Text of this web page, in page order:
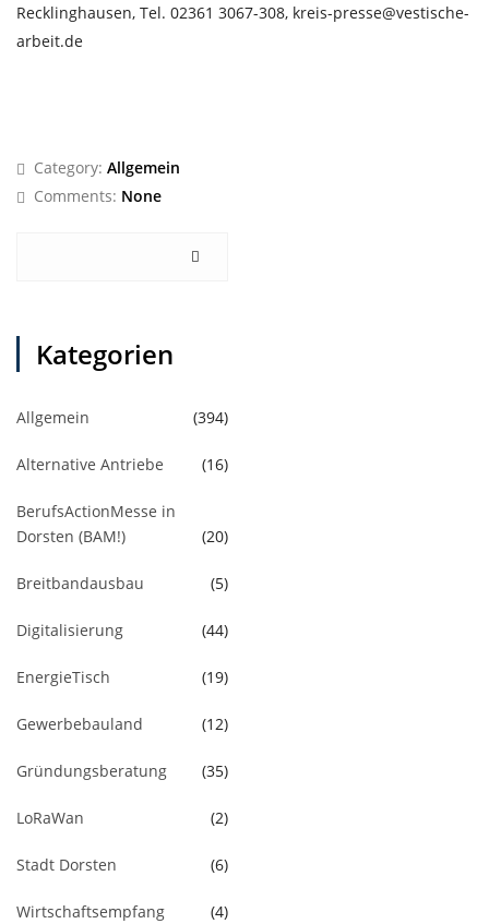
Recklinghausen, Tel. 02361 3067-308, kreis-presse@vestische-
arbeit.de
Category: Allgemein
Comments: None
Kategorien
Allgemein (394)
Alternative Antriebe (16)
BerufsActionMesse in
Dorsten (BAM!)
(20)
Breitbandausbau (5)
Digitalisierung (44)
EnergieTisch (19)
Gewerbebauland (12)
Gründungsberatung (35)
LoRaWan (2)
Stadt Dorsten (6)
Wirtschaftsempfang (4)